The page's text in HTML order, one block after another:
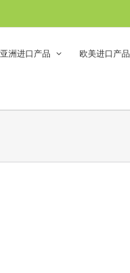
亚洲进口产品 欧美进口产品